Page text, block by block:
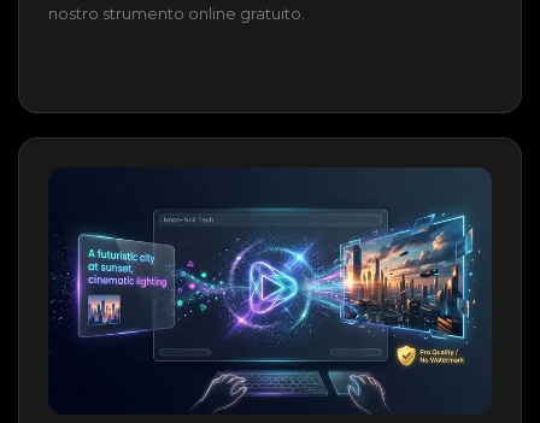
nostro strumento online gratuito.